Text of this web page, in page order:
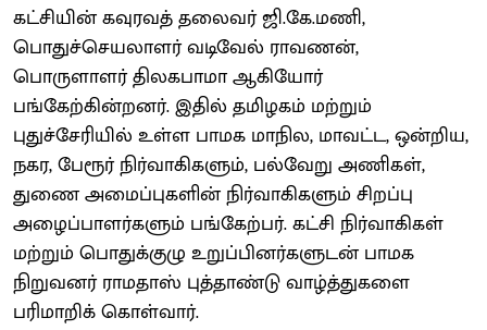
கட்சியின் கவுரவத் தலைவர் ஜி.கே.மணி,
பொதுச்செயலாளர் வடிவேல் ராவணன்,
பொருளாளர் திலகபாமா ஆகியோர்
பங்கேற்கின்றனர். இதில் தமிழகம் மற்றும்
புதுச்சேரியில் உள்ள பாமக மாநில, மாவட்ட, ஒன்றிய,
நகர, பேரூர் நிர்வாகிகளும், பல்வேறு அணிகள்,
துணை அமைப்புகளின் நிர்வாகிகளும் சிறப்பு
அழைப்பாளர்களும் பங்கேற்பர். கட்சி நிர்வாகிகள்
மற்றும் பொதுக்குழு உறுப்பினர்களுடன் பாமக
நிறுவனர் ராமதாஸ் புத்தாண்டு வாழ்த்துகளை
பரிமாறிக் கொள்வார்.